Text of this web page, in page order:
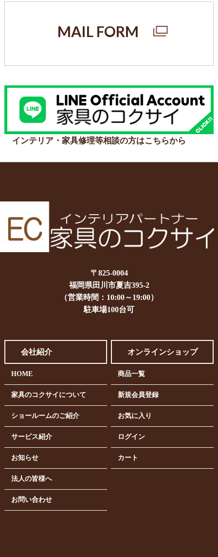
MAIL FORM
インテリア・家具修理等相談の方はこちらから
〒825-0004
福岡県田川市夏吉395-2
（営業時間：10:00～19:00）
駐車場100台可
会社紹介
HOME
家具のコクサイについて
ショールームのご紹介
サービス紹介
お知らせ
法人の皆様へ
お問い合わせ
オンラインショップ
商品一覧
新規会員登録
お気に入り
ログイン
カート